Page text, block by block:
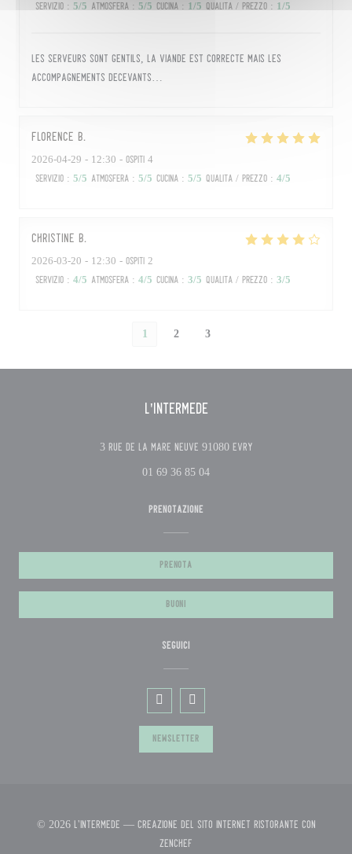
Servizio : 5/5 Atmosfera : 5/5 Cucina : 1/5 Qualità / Prezzo : 1/5
Les serveurs sont gentils, la viande est correcte mais les
accompagnements décevants…
FLORENCE B
2026-04-29 - 12:30 - Ospiti 4
Servizio : 5/5 Atmosfera : 5/5 Cucina : 5/5 Qualità / Prezzo : 4/5
Christine B
2026-03-20 - 12:30 - Ospiti 2
Servizio : 4/5 Atmosfera : 4/5 Cucina : 3/5 Qualità / Prezzo : 3/5
1 2 3
L'Intermède
3 Rue de la Mare Neuve 91080 Evry((apre una nuova
01 69 36 85 04
PRENOTAZIONE
PRENOTA
BUONI
SEGUICI
NEWSLETTER
© 2026 L'Intermède — Creazione del sito internet ristorante con
Zenchef